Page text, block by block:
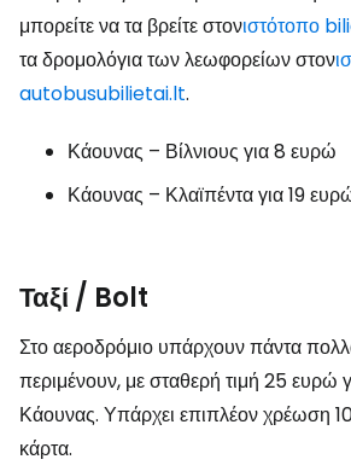
μπορείτε να τα βρείτε στονιστότοπο
τα δρομολόγια των λεωφορείων στον
autobusubilietai.lt.
Κάουνας – Βίλνιους για 8 ευρώ
Κάουνας – Κλαϊπέντα για 19
Ταξί / Bolt
Στο αεροδρόμιο υπάρχουν πάντα
περιμένουν, με σταθερή τιμή 25 ευρώ
Κάουνας. Υπάρχει επιπλέον χρέωση
κάρτα.